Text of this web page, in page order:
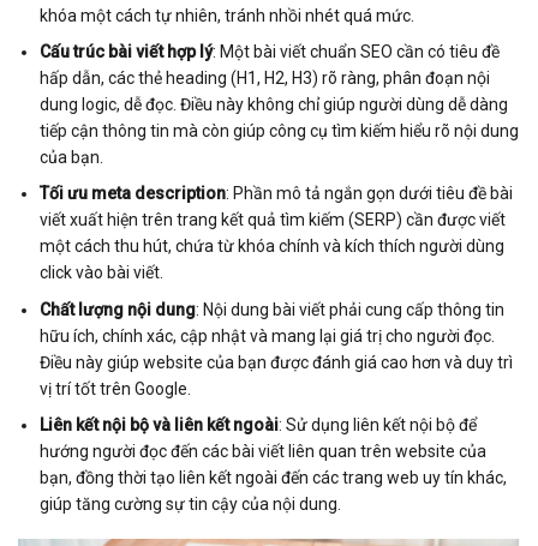
khóa một cách tự nhiên, tránh nhồi nhét quá mức.
Cấu trúc bài viết hợp lý: Một bài viết chuẩn SEO cần có tiêu đề
hấp dẫn, các thẻ heading (H1, H2, H3) rõ ràng, phân đoạn nội
dung logic, dễ đọc. Điều này không chỉ giúp người dùng dễ dàng
tiếp cận thông tin mà còn giúp công cụ tìm kiếm hiểu rõ nội dung
của bạn.
Tối ưu meta description: Phần mô tả ngắn gọn dưới tiêu đề bài
viết xuất hiện trên trang kết quả tìm kiếm (SERP) cần được viết
một cách thu hút, chứa từ khóa chính và kích thích người dùng
click vào bài viết.
Chất lượng nội dung: Nội dung bài viết phải cung cấp thông tin
hữu ích, chính xác, cập nhật và mang lại giá trị cho người đọc.
Điều này giúp website của bạn được đánh giá cao hơn và duy trì
vị trí tốt trên Google.
Liên kết nội bộ và liên kết ngoài: Sử dụng liên kết nội bộ để
hướng người đọc đến các bài viết liên quan trên website của
bạn, đồng thời tạo liên kết ngoài đến các trang web uy tín khác,
giúp tăng cường sự tin cậy của nội dung.